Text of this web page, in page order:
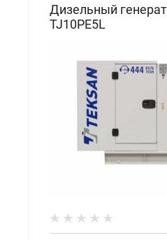
Дизельный
TJ10PE5L